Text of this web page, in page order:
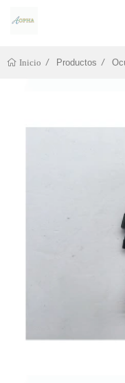
Inicio Productos